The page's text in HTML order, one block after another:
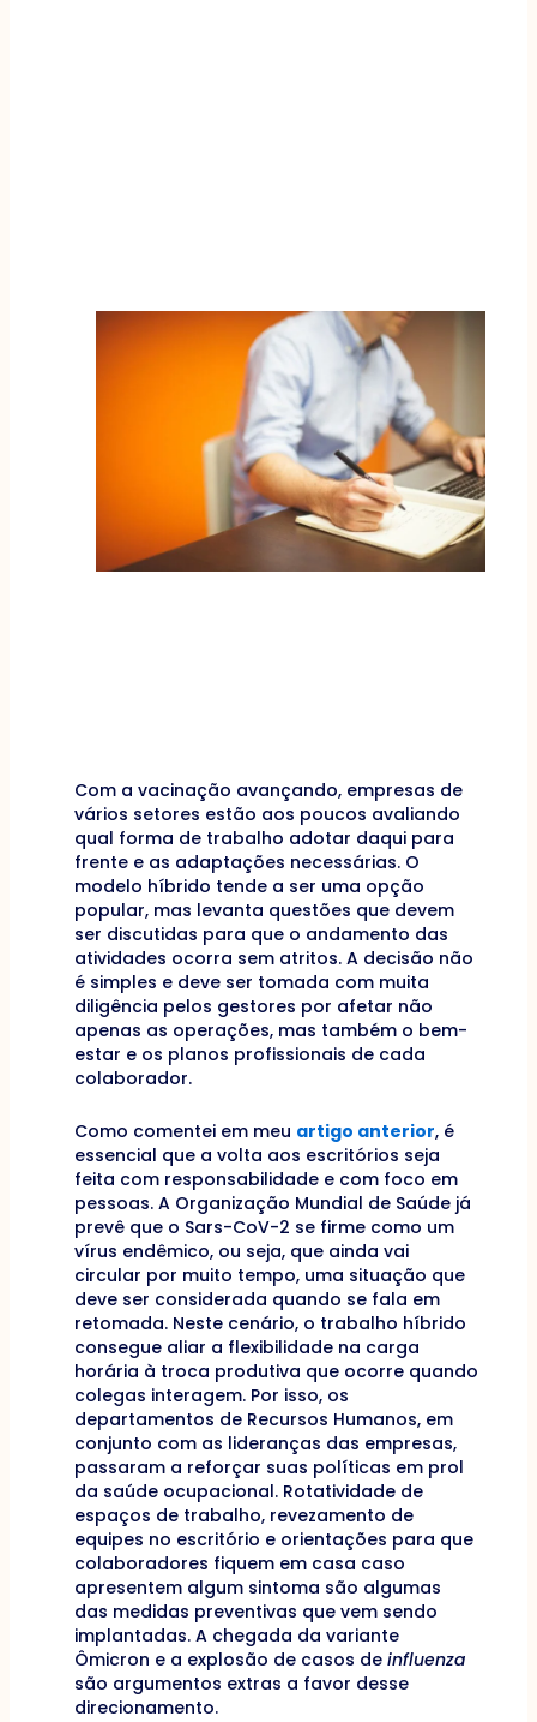
Com a vacinação avançando, empresas de
vários setores estão aos poucos avaliando
qual forma de trabalho adotar daqui para
frente e as adaptações necessárias. O
modelo híbrido tende a ser uma opção
popular, mas levanta questões que devem
ser discutidas para que o andamento das
atividades ocorra sem atritos. A decisão não
é simples e deve ser tomada com muita
diligência pelos gestores por afetar não
apenas as operações, mas também o bem-
estar e os planos profissionais de cada
colaborador.
Como comentei em meu artigo anterior, é
essencial que a volta aos escritórios seja
feita com responsabilidade e com foco em
pessoas. A Organização Mundial de Saúde já
prevê que o Sars-CoV-2 se firme como um
vírus endêmico, ou seja, que ainda vai
circular por muito tempo, uma situação que
deve ser considerada quando se fala em
retomada. Neste cenário, o trabalho híbrido
consegue aliar a flexibilidade na carga
horária à troca produtiva que ocorre quando
colegas interagem. Por isso, os
departamentos de Recursos Humanos, em
conjunto com as lideranças das empresas,
passaram a reforçar suas políticas em prol
da saúde ocupacional. Rotatividade de
espaços de trabalho, revezamento de
equipes no escritório e orientações para que
colaboradores fiquem em casa caso
apresentem algum sintoma são algumas
das medidas preventivas que vem sendo
implantadas. A chegada da variante
Ômicron e a explosão de casos de influenza
são argumentos extras a favor desse
direcionamento.